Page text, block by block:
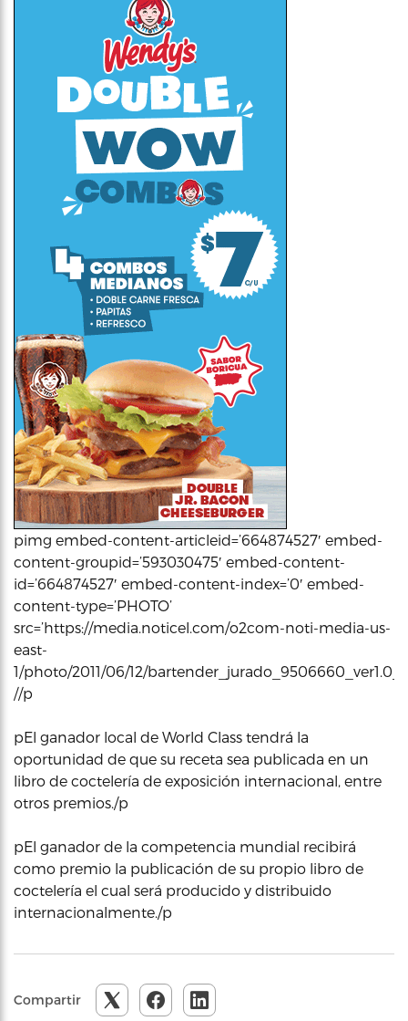
pimg embed-content-articleid=’664874527′ embed-
content-groupid=’593030475′ embed-content-
id=’664874527′ embed-content-index=’0′ embed-
content-type=’PHOTO’
src=’https://media.noticel.com/o2com-noti-media-us-
east-
1/photo/2011/06/12/
//p
pEl ganador local de World Class tendrá la
oportunidad de que su receta sea publicada en un
libro de coctelería de exposición internacional, entre
otros premios./p
pEl ganador de la competencia mundial recibirá
como premio la publicación de su propio libro de
coctelería el cual será producido y distribuido
internacionalmente./p
Compartir